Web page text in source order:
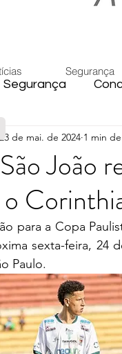
Segurança
Segurança
Eleições
Judiciário
Sindicato
Denúncia
João
23 de mai. de 2024 1 min
para a Copa
sexta-feira, 24
Paulo.